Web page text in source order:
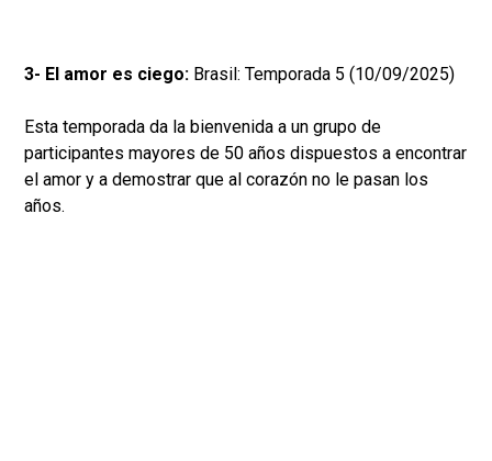
3- El amor es ciego: Brasil: Temporada 5 (10/09/2025)
Esta temporada da la bienvenida a un grupo de
participantes mayores de 50 años dispuestos a encontrar
el amor y a demostrar que al corazón no le pasan los
años.